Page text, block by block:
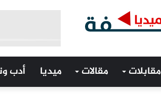
مقابلات مقالات ميديا أدب